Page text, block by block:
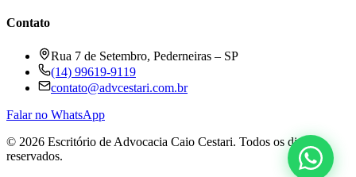
Contato
Rua 7 de Setembro, Pederneiras – SP
(14) 99619-9119
contato@advcestari.com.br
Falar no WhatsApp
© 2026 Escritório de Advocacia Caio Cestari. Todos os direitos
reservados.